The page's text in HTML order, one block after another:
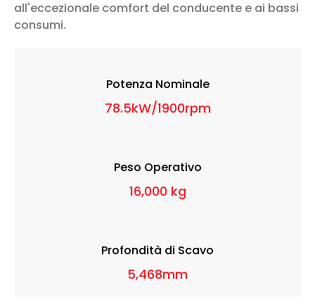
all'eccezionale comfort del conducente e ai bassi
consumi.
Potenza Nominale
78.5kW/1900rpm
Peso Operativo
16,000 kg
Profondità di Scavo
5,468mm